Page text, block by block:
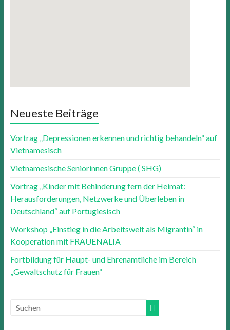
Neueste Beiträge
Vortrag „Depressionen erkennen und richtig behandeln“ auf
Vietnamesisch
Vietnamesische Seniorinnen Gruppe ( SHG)
Vortrag „Kinder mit Behinderung fern der Heimat:
Herausforderungen, Netzwerke und Überleben in
Deutschland“ auf Portugiesisch
Workshop „Einstieg in die Arbeitswelt als Migrantin“ in
Kooperation mit FRAUENALIA
Fortbildung für Haupt- und Ehrenamtliche im Bereich
„Gewaltschutz für Frauen“